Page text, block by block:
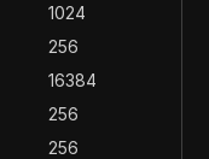
1024
256
16384
256
256